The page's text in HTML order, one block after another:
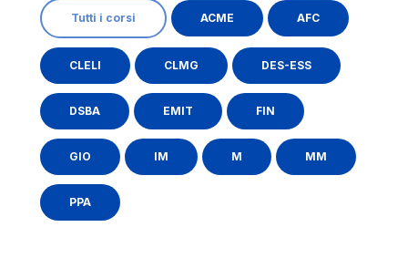
Tutti i corsi ACME AFC
CLELI CLMG DES-ESS
DSBA EMIT FIN
GIO IM M MM
PPA